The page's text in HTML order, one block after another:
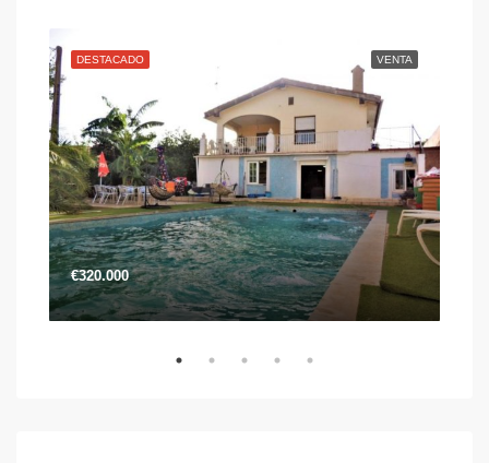
VENTA
DESTACADO
€320.000